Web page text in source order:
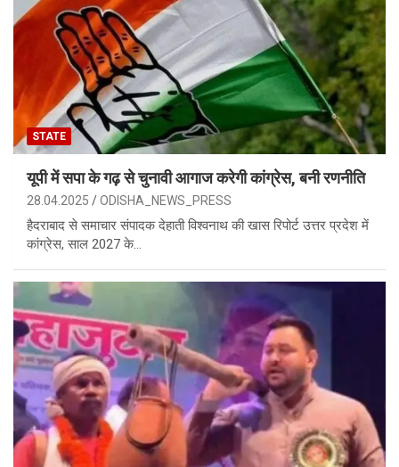
STATE
यूपी में सपा के गढ़ से चुनावी आगाज करेगी कांग्रेस, बनी रणनीति
28.04.2025 ODISHA_NEWS_PRESS
हैदराबाद से समाचार संपादक देहाती विश्वनाथ की खास रिपोर्ट उत्तर प्रदेश में
कांग्रेस, साल 2027 के…